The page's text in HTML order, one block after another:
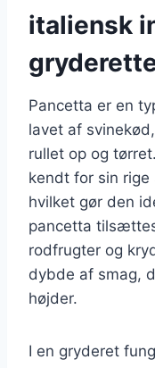
italiensk
Pancetta er en
lavet af
rullet op og
kendt for sin rige
hvilket gør den
pancetta
rodfrugter og
dybde af smag,
højder.
I en gryderet